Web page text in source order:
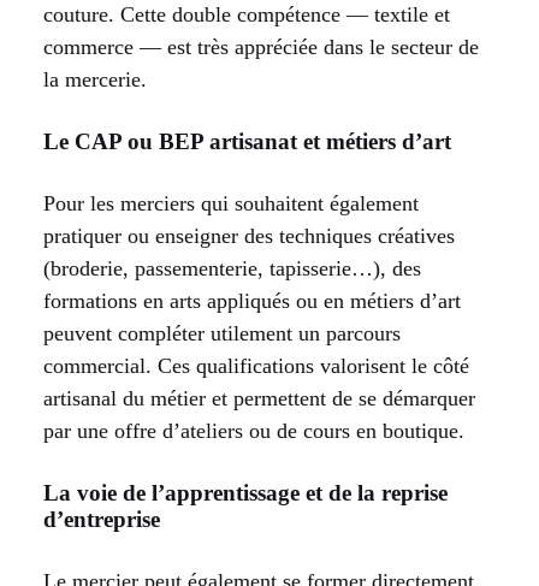
couture. Cette double compétence — textile et
commerce — est très appréciée dans le secteur de
la mercerie.
Le CAP ou BEP artisanat et métiers d’art
Pour les merciers qui souhaitent également
pratiquer ou enseigner des techniques créatives
(broderie, passementerie, tapisserie…), des
formations en arts appliqués ou en métiers d’art
peuvent compléter utilement un parcours
commercial. Ces qualifications valorisent le côté
artisanal du métier et permettent de se démarquer
par une offre d’ateliers ou de cours en boutique.
La voie de l’apprentissage et de la reprise
d’entreprise
Le mercier peut également se former directement